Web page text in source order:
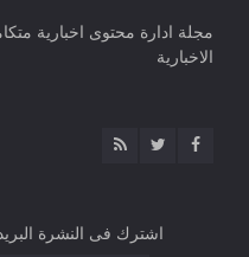
مجلة ادارة محتوى اخبارية
الاخبارية
اشترك فى النشرة